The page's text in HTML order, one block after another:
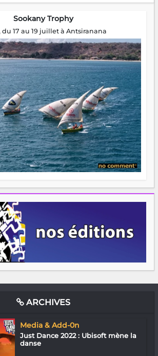
Sookany Trophy
du 17 au 19 juillet à Antsiranana
ARCHIVES
Media & Add-0n
Just Dance 2022 : Ubisoft mène la
danse